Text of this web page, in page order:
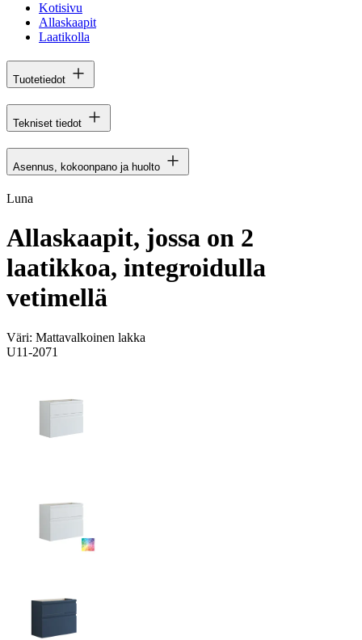
Kotisivu
Allaskaapit
Laatikolla
Tuotetiedot
Tekniset tiedot
Asennus, kokoonpano ja huolto
Luna
Allaskaapit, jossa on 2
laatikkoa, integroidulla
vetimellä
Väri: Mattavalkoinen lakka
U11-2071